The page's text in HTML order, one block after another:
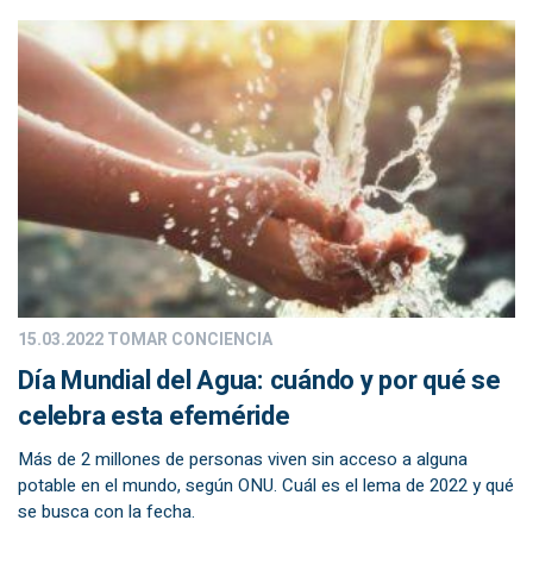
15.03.2022TOMAR CONCIENCIA
Día Mundial del Agua: cuándo y por qué se
celebra esta efeméride
Más de 2 millones de personas viven sin acceso a alguna
potable en el mundo, según ONU. Cuál es el lema de 2022 y qué
se busca con la fecha.